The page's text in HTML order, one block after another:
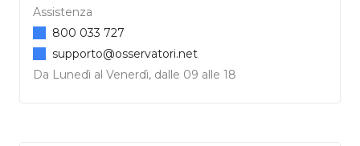
Assistenza
Da Lunedì al Venerdì, dalle 09 alle 18
800 033 727
supporto@osservatori.net